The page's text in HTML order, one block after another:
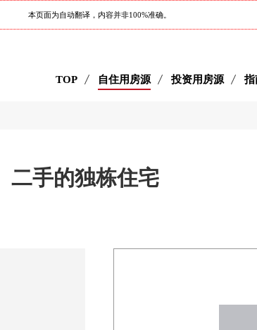
本页面为自动翻译，内容并非100%准确。
TOP 自住用房源 投资用房源 指
的独栋住宅